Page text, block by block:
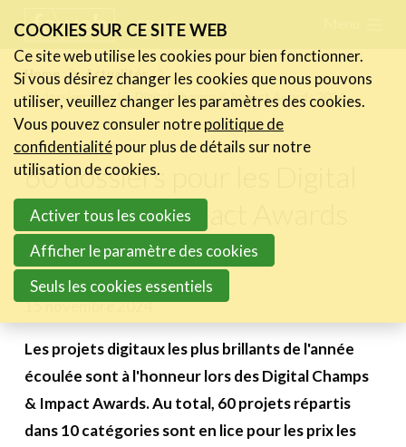
links
Jump
to
navigation
Jump
main
content
FR NL
Home
Actualités
60 dossiers pour les Digital Champs & Impact Awards 2024
60 dossiers pour les Digital
Champs & Impact Awards
2024
15 novembre 2024
Les projets digitaux les plus brillants de l'année
écoulée sont à l'honneur lors des Digital Champs
& Impact Awards. Au total, 60 projets répartis
dans 10 catégories sont en lice pour les prix les
Actualités
Les nouvelles du secteur
Les FeWeb Vidéos
Les Cases des membres
Activités
Cases Gallery
Le Toolbox
Annuaire prestataires
A propos
COOKIES SUR CE SITE WEB
Ce site web utilise les cookies pour bien fonctionner.
Si vous désirez changer les cookies que nous pouvons
utiliser, veuillez changer les paramètres des cookies.
Vous pouvez consuler notrepolitique de
confidentialitépour plus de détails sur notre
utilisation de cookies.
Activer tous les cookies
Afficher le paramètre des cookies
Seuls les cookies essentiels